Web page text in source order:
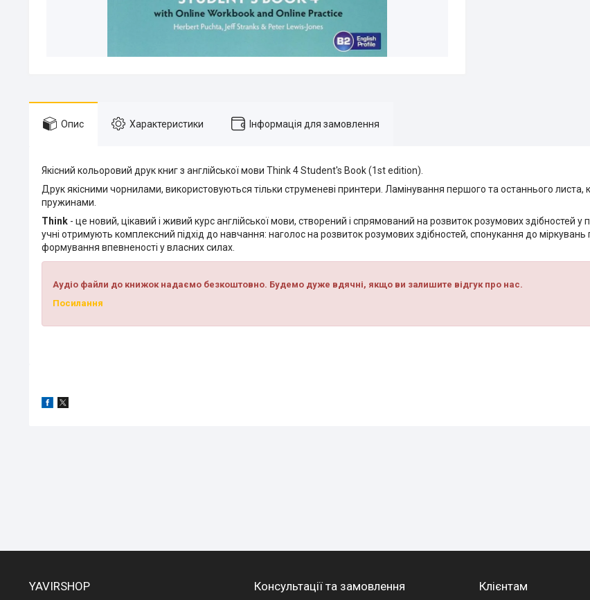
Опис Характеристики Інформація для замовлення
Якісний кольоровий друк книг з англійської мови Think 4 Student's Book (1st edition).
Друк якісними чорнилами, використовуються тільки струменеві принтери. Ламінування першого та останнього листа,
пружинами.
Think - це новий, цікавий і живий курс англійської мови, створений і спрямований на розвиток розумових здібностей у
учні отримують комплексний підхід до навчання: наголос на розвиток розумових здібностей, спонукання до міркувань
формування впевненості у власних силах.
Аудіо файли до книжок надаємо безкоштовно. Будемо дуже вдячні, якщо ви залишите відгук про нас.
Посилання
YAVIRSHOP Консультації та замовлення Клієнтам